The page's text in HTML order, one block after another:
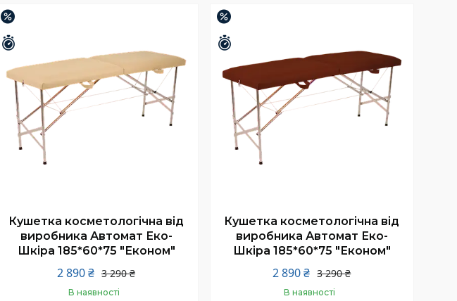
Кушетка косметологічна від
виробника Автомат Еко-
Шкіра 185*60*75 "Економ"
3 290 ₴
2 890 ₴
В наявності
Кушетка косметологічна від
виробника Автомат Еко-
Шкіра 185*60*75 "Економ"
3 290 ₴
2 890 ₴
В наявності